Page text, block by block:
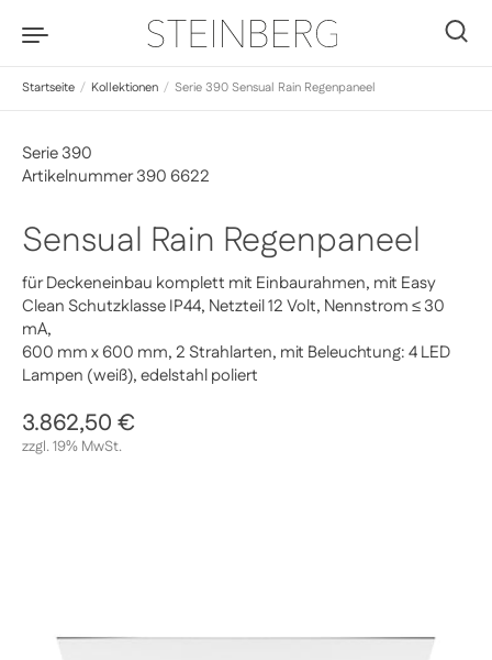
Startseite / Kollektionen / Serie 390 Sensual Rain Regenpaneel
Sensual Rain Regenpaneel
für Deckeneinbau komplett mit Einbaurahmen, mit Easy
Clean Schutzklasse IP44, Netzteil 12 Volt, Nennstrom ≤ 30
mA,
600 mm x 600 mm, 2 Strahlarten, mit Beleuchtung: 4 LED
Lampen (weiß), edelstahl poliert
Serie 390
Artikelnummer 390 6622
Regulärer Preis
3.862,50 €
zzgl. 19% MwSt.